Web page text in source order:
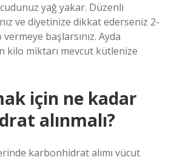
yağ yakar. Düzenli
ve diyetinize dikkat ederseniz 2-
başlarsınız. Ayda
kilo miktarı mevcut kütlenize
için ne kadar
alınmalı?
karbonhidrat alımı vücut